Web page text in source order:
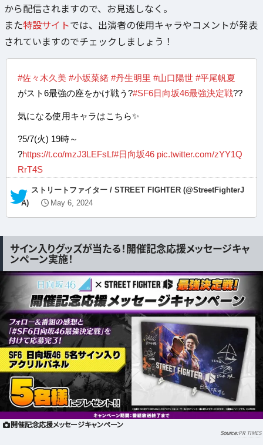
から配信されますので、お見逃しなく。
また特設サイトでは、出演者の使用キャラやコメントが発表
されていますのでチェックしましょう！
#佐々木久美 #小坂菜緒 #丹生明里 #山口陽世 #平尾帆夏
がスト6最強の座をかけ戦う?#SF6日向坂46最強決定戦??
気になる使用キャラはこちら✨
?5/7(火) 19時～
?https://t.co/mzJ3LEFsLf#日向坂46 pic.twitter.com/zYY1Q
RrT4S
— ストリートファイター / STREET FIGHTER (@StreetFighterJ
A)
May 6, 2024
サイン入りグッズが当たる！開催記念応援メッセージキャ
ンペーン実施！
開催記念応援メッセージキャンペーン
PR TIMES